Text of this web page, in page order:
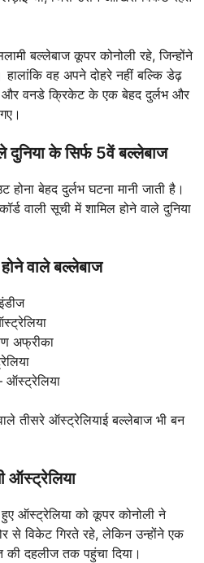
बल्लेबाज कूपर कोनोली रहे, जिन्होंने
हालांकि वह अपने दोहरे नहीं बल्कि डेढ़
वनडे क्रिकेट के एक बेहद दुर्लभ और
के सिर्फ 5वें बल्लेबाज
बेहद दुर्लभ घटना मानी जाती है।
वाली सूची में शामिल होने वाले दुनिया
वाले बल्लेबाज
अफ्रीका
तीसरे ऑस्ट्रेलियाई बल्लेबाज भी बन
ऑस्ट्रेलिया
ऑस्ट्रेलिया को कूपर कोनोली ने
से विकेट गिरते रहे, लेकिन उन्होंने एक
दहलीज तक पहुंचा दिया।